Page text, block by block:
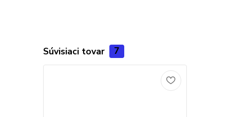
Súvisiaci tovar 7